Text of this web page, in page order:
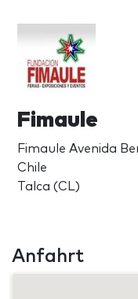
Fimaule
Fimaule Avenida
Chile
Talca (CL)
Anfahrt